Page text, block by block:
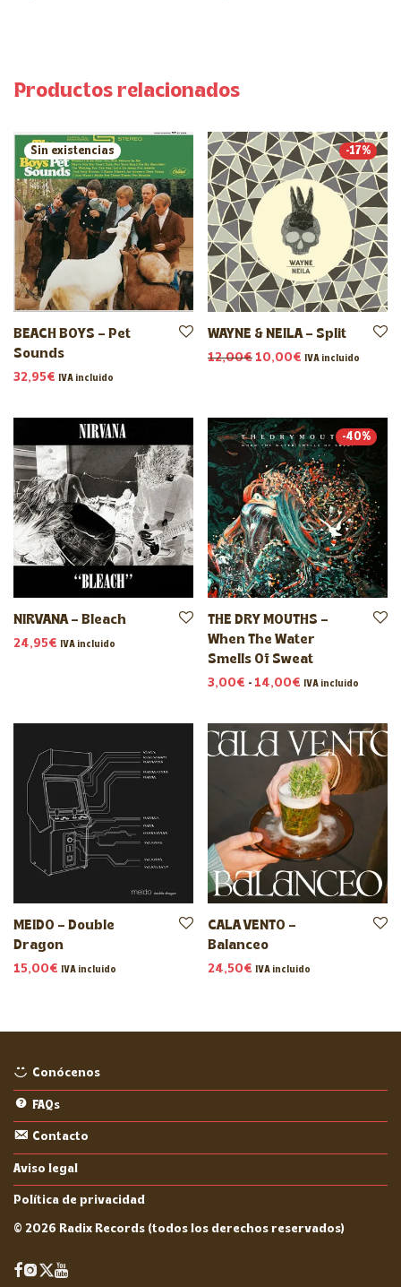
Productos relacionados
BEACH BOYS – Pet
Sounds
32,95€ IVA incluido
-17%
WAYNE & NEILA – Split
12,00€ El precio original era:
10,00€ El precio actual
IVA incluido
NIRVANA – Bleach
24,95€ IVA incluido
-40%
THE DRY MOUTHS –
When The Water
Smells Of Sweat
3,00€ - 14,00€ Rango de
IVA incluido
MEIDO – Double
Dragon
15,00€ IVA incluido
CALA VENTO –
Balanceo
24,50€ IVA incluido
Conócenos
FAQs
Contacto
Aviso legal
Política de privacidad
© 2026 Radix Records (todos los derechos reservados)